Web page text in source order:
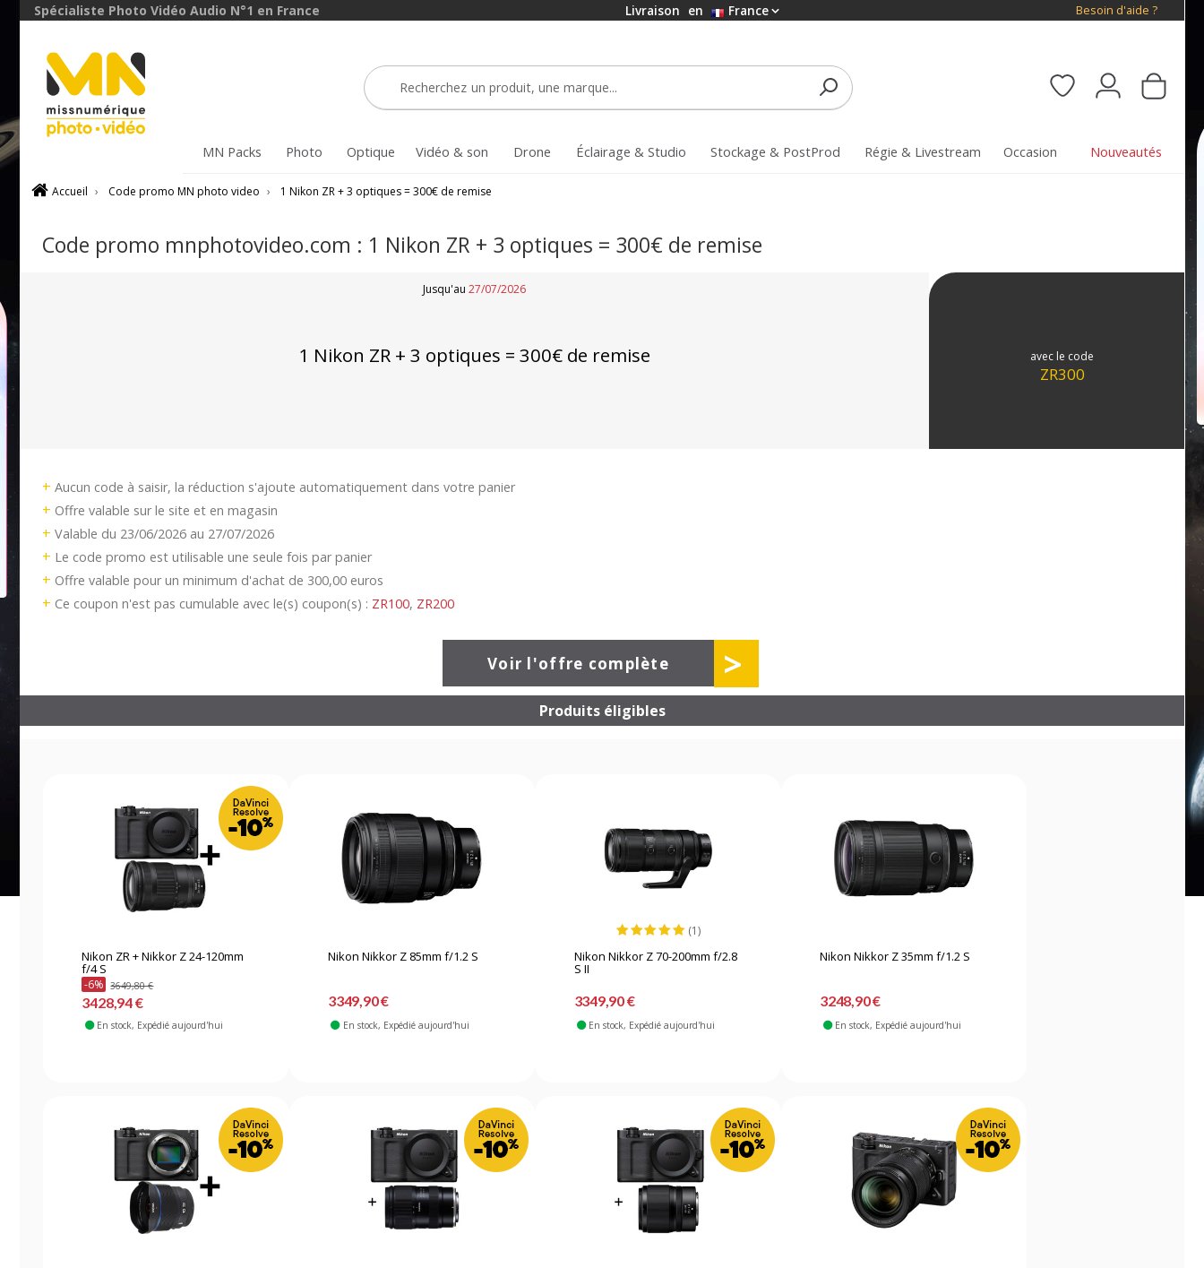
Spécialiste Photo Vidéo Audio N°1 en France Livraison en France Besoin d'aide ?
MN Packs Photo Optique Vidéo & son Drone Éclairage & Studio Stockage & PostProd Régie & Livestream Occasion Nouveautés
Accueil › Code promo MN photo video › 1 Nikon ZR + 3 optiques = 300€ de remise
Code promo mnphotovideo.com : 1 Nikon ZR + 3 optiques = 300€ de remise
Jusqu'au 27/07/2026
1 Nikon ZR + 3 optiques = 300€ de remise avec le code
ZR300
+ Aucun code à saisir, la réduction s'ajoute automatiquement dans votre panier
+ Offre valable sur le site et en magasin
+ Valable du 23/06/2026 au 27/07/2026
+ Le code promo est utilisable une seule fois par panier
+ Offre valable pour un minimum d'achat de 300,00 euros
+ Ce coupon n'est pas cumulable avec le(s) coupon(s) : ZR100, ZR200
Voir l'offre complète >
Produits éligibles
Nikon ZR + Nikkor Z 24-120mm
f/4 S
-6% 3649,80 €
3428,94 €
En stock, Expédié aujourd'hui
Nikon Nikkor Z 85mm f/1.2 S
3349,90 €
En stock, Expédié aujourd'hui
(1)
Nikon Nikkor Z 70-200mm f/2.8
S II
3349,90 €
En stock, Expédié aujourd'hui
Nikon Nikkor Z 35mm f/1.2 S
3248,90 €
En stock, Expédié aujourd'hui